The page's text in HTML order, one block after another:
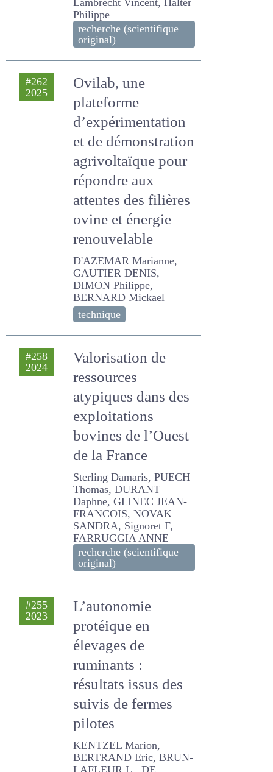
Blachon AURELIE,
Lambrecht Vincent, Halter
Philippe
recherche (scientifique
original)
#262
Ovilab, une
plateforme
d’expérimentation
et de
démonstration
agrivoltaïque pour
répondre aux
attentes des
filières ovine et
énergie
renouvelable
D'AZEMAR Marianne,
technique
Valorisation de
ressources
atypiques dans des
exploitations
bovines de l’Ouest
de la France
Sterling Damaris, PUECH
Thomas, DURANT Daphne,
GLINEC JEAN-FRANCOIS,
NOVAK SANDRA, Signoret
F, FARRUGGIA ANNE
recherche (scientifique
L’autonomie
protéique en
élevages de
ruminants :
résultats issus des
suivis de fermes
pilotes